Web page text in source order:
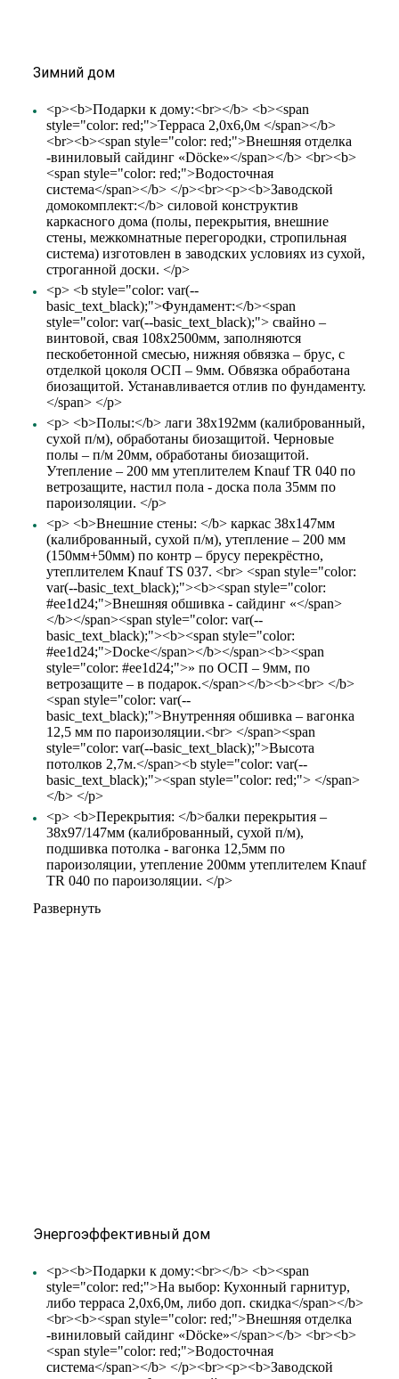
Зимний дом
<p><b>Подарки к дому:<br></b> <b><span
style="color: red;">Терраса 2,0х6,0м </span></b>
<br><b><span style="color: red;">Внешняя отделка
-виниловый сайдинг «Döcke»</span></b> <br><b>
<span style="color: red;">Водосточная
система</span></b> </p><br><p><b>Заводской
домокомплект:</b> силовой конструктив
каркасного дома (полы, перекрытия, внешние
стены, межкомнатные перегородки, стропильная
система) изготовлен в заводских условиях из сухой,
строганной доски. </p>
<p> <b style="color: var(--
basic_text_black);">Фундамент:</b><span
style="color: var(--basic_text_black);"> свайно –
винтовой, свая 108х2500мм, заполняются
пескобетонной смесью, нижняя обвязка – брус, с
отделкой цоколя ОСП – 9мм. Обвязка обработана
биозащитой. Устанавливается отлив по фундаменту.
</span> </p>
<p> <b>Полы:</b> лаги 38х192мм (калиброванный,
сухой п/м), обработаны биозащитой. Черновые
полы – п/м 20мм, обработаны биозащитой.
Утепление – 200 мм утеплителем Knauf TR 040 по
ветрозащите, настил пола - доска пола 35мм по
пароизоляции. </p>
<p> <b>Внешние стены: </b> каркас 38х147мм
(калиброванный, сухой п/м), утепление – 200 мм
(150мм+50мм) по контр – брусу перекрёстно,
утеплителем Knauf TS 037. <br> <span style="color:
var(--basic_text_black);"><b><span style="color:
#ee1d24;">Внешняя обшивка - сайдинг «</span>
</b></span><span style="color: var(--
basic_text_black);"><b><span style="color:
#ee1d24;">Docke</span></b></span><b><span
style="color: #ee1d24;">» по ОСП – 9мм, по
ветрозащите – в подарок.</span></b><b><br> </b>
<span style="color: var(--
basic_text_black);">Внутренняя обшивка – вагонка
12,5 мм по пароизоляции.<br> </span><span
style="color: var(--basic_text_black);">Высота
потолков 2,7м.</span><b style="color: var(--
basic_text_black);"><span style="color: red;"> </span>
</b> </p>
<p> <b>Перекрытия: </b>балки перекрытия –
38х97/147мм (калиброванный, сухой п/м),
подшивка потолка - вагонка 12,5мм по
пароизоляции, утепление 200мм утеплителем Knauf
TR 040 по пароизоляции. </p>
Развернуть
Энергоэффективный дом
<p><b>Подарки к дому:<br></b> <b><span
style="color: red;">На выбор: Кухонный гарнитур,
либо терраса 2,0х6,0м, либо доп. скидка</span></b>
<br><b><span style="color: red;">Внешняя отделка
-виниловый сайдинг «Döcke»</span></b> <br><b>
<span style="color: red;">Водосточная
система</span></b> </p><br><p><b>Заводской